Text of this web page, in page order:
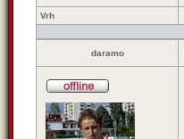
Vrh
daramo